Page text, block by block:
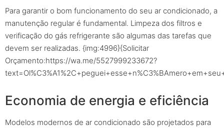
Para garantir o bom funcionamento do seu ar condicionado, a
manutenção regular é fundamental. Limpeza dos filtros e
verificação do gás refrigerante são algumas das tarefas que
devem ser realizadas. {img:4996}{Solicitar
Orçamento:https://wa.me/5527999233672?
Economia de energia e eficiência
Modelos modernos de ar condicionado são projetados para